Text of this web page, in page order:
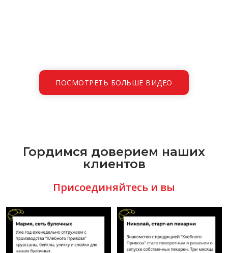
ПОСМОТРЕТЬ БОЛЬШЕ ВИДЕО
Гордимся доверием наших
клиентов
Присоединяйтесь и вы